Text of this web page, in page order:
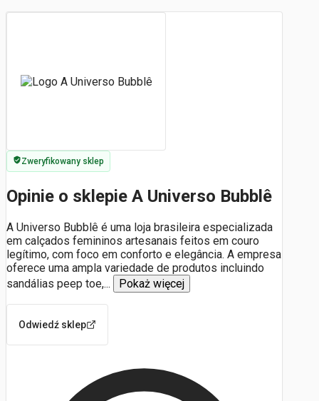
Zweryfikowany sklep
Opinie o sklepie A Universo Bubblê
A Universo Bubblê é uma loja brasileira especializada
em calçados femininos artesanais feitos em couro
legítimo, com foco em conforto e elegância. A empresa
oferece uma ampla variedade de produtos incluindo
sandálias peep toe,... Pokaż więcej
Odwiedź sklep